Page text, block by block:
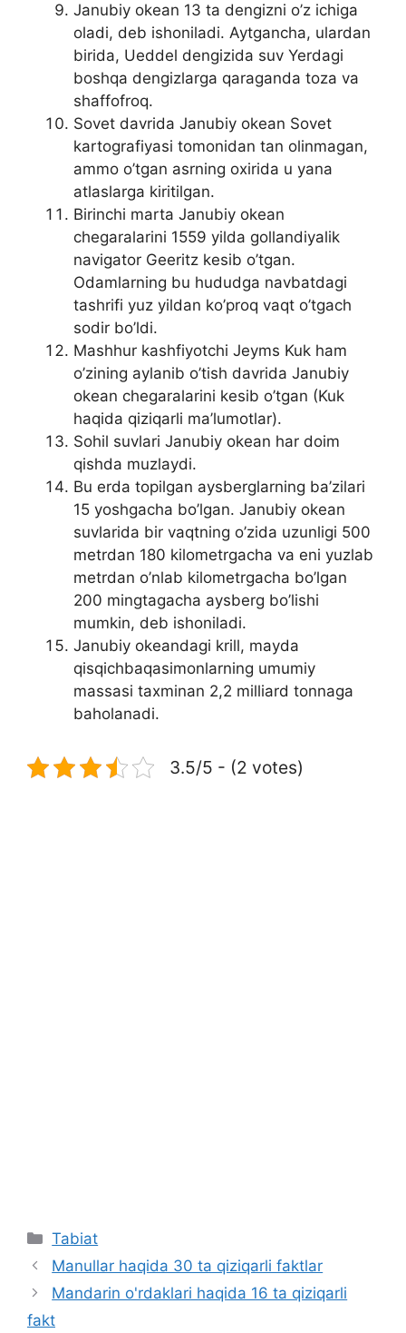
Janubiy okean 13 ta dengizni o’z ichiga
oladi, deb ishoniladi. Aytgancha, ulardan
birida, Ueddel dengizida suv Yerdagi
boshqa dengizlarga qaraganda toza va
shaffofroq.
Sovet davrida Janubiy okean Sovet
kartografiyasi tomonidan tan olinmagan,
ammo o’tgan asrning oxirida u yana
atlaslarga kiritilgan.
Birinchi marta Janubiy okean
chegaralarini 1559 yilda gollandiyalik
navigator Geeritz kesib o’tgan.
Odamlarning bu hududga navbatdagi
tashrifi yuz yildan ko’proq vaqt o’tgach
sodir bo’ldi.
Mashhur kashfiyotchi Jeyms Kuk ham
o’zining aylanib o’tish davrida Janubiy
okean chegaralarini kesib o’tgan (Kuk
haqida qiziqarli ma’lumotlar).
Sohil suvlari Janubiy okean har doim
qishda muzlaydi.
Bu erda topilgan aysberglarning ba’zilari
15 yoshgacha bo’lgan. Janubiy okean
suvlarida bir vaqtning o’zida uzunligi 500
metrdan 180 kilometrgacha va eni yuzlab
metrdan o’nlab kilometrgacha bo’lgan
200 mingtagacha aysberg bo’lishi
mumkin, deb ishoniladi.
Janubiy okeandagi krill, mayda
qisqichbaqasimonlarning umumiy
massasi taxminan 2,2 milliard tonnaga
baholanadi.
3.5/5 - (2 votes)
Categories
Tabiat
Manullar haqida 30 ta qiziqarli faktlar
Mandarin o'rdaklari haqida 16 ta qiziqarli
fakt